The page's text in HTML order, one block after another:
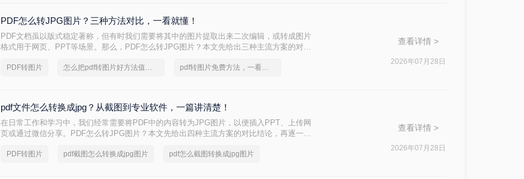
PDF怎么转JPG图片？三种方法对比，一看就懂！
PDF文档虽以版式稳定著称，但有时我们需要将其中的图片提取出来二次编辑，或转成图片
格式用于网页、PPT等场景。那么，PDF怎么转JPG图片？本文先给出三种主流方案的对比
PDF转图片 怎么把pdf转图片好方法值得一看 pdf转图片免费方法，一看便知
查看详情 >
2026年07月28日
pdf文件怎么转换成jpg？从截图到专业软件，一篇讲清楚！
在日常工作和学习中，我们经常需要将PDF中的内容转为JPG图片，以便插入PPT、上传网
页或通过微信分享。PDF怎么转JPG图片？本文先给出四种主流方案的对比结论，再逐一拆
PDF转图片 pdf截图怎么转换成jpg图片 pdf怎么截图转换成jpg图片
查看详情 >
2026年07月28日